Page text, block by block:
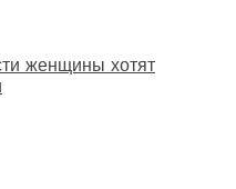
женщины хотят